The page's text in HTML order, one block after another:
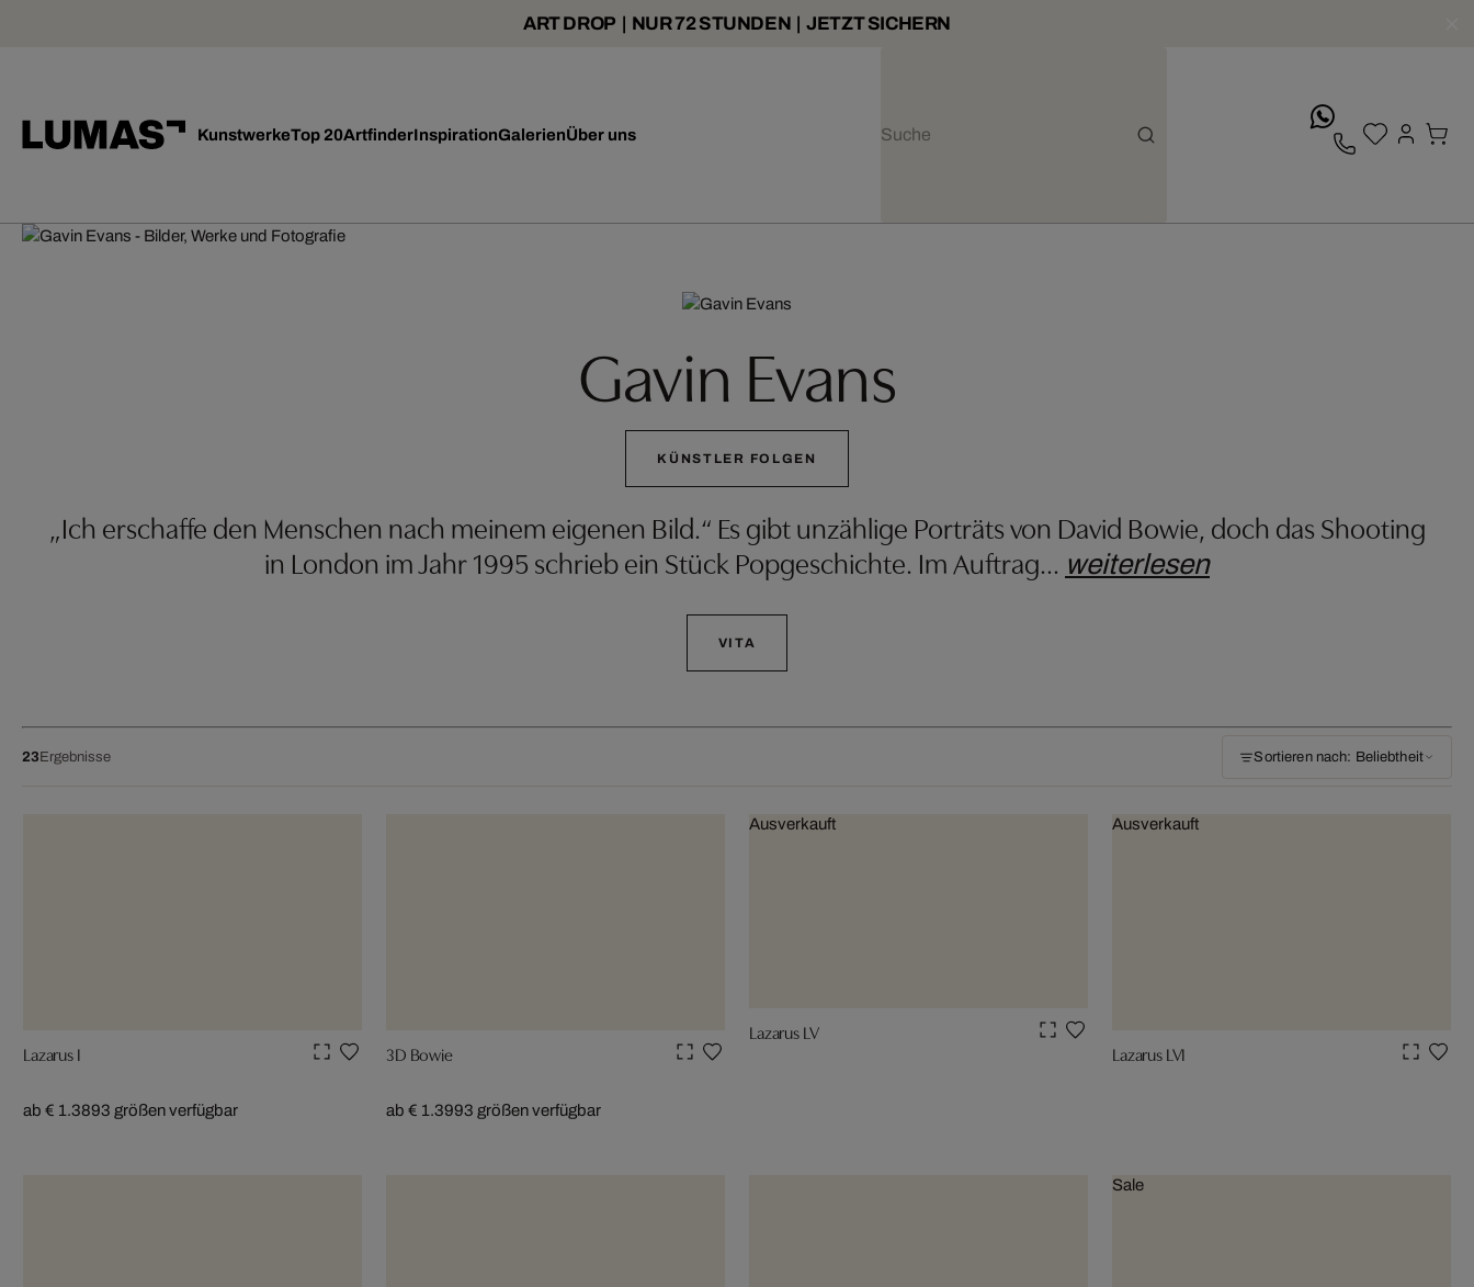
ART DROP | NUR 72 STUNDEN | JETZT SICHERN
KunstwerkeTop 20ArtfinderInspirationGalerienÜber uns
Gavin Evans
KÜNSTLER FOLGEN
„Ich erschaffe den Menschen nach meinem eigenen Bild.“ Es gibt unzählige Porträts von David Bowie, doch das Shooting
in London im Jahr 1995 schrieb ein Stück Popgeschichte. Im Auftrag… weiterlesen
VITA
23Ergebnisse Sortieren nach: Beliebtheit
Lazarus I
ab € 1.3893 größen verfügbar
3D Bowie
ab € 1.3993 größen verfügbar
Ausverkauft
Lazarus LV
Ausverkauft
Lazarus LVI
Sale